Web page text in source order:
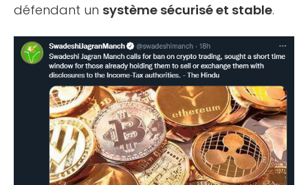
défendant un système sécurisé et stable.